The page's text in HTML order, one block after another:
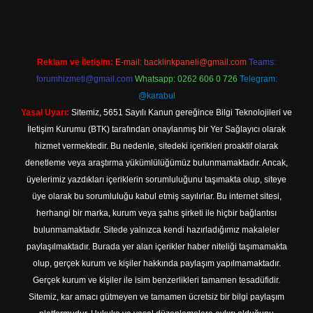
Reklam ve İletişim: E-mail: backlinkpaneli@gmail.com Teams:
forumhizmeti@gmail.com Whatsapp: 0262 606 0 726 Telegram:
@karabul
Yasal Uyarı: Sitemiz, 5651 Sayılı Kanun gereğince Bilgi Teknolojileri ve
İletişim Kurumu (BTK) tarafından onaylanmış bir Yer Sağlayıcı olarak
hizmet vermektedir. Bu nedenle, sitedeki içerikleri proaktif olarak
denetleme veya araştırma yükümlülüğümüz bulunmamaktadır. Ancak,
üyelerimiz yazdıkları içeriklerin sorumluluğunu taşımakta olup, siteye
üye olarak bu sorumluluğu kabul etmiş sayılırlar. Bu internet sitesi,
herhangi bir marka, kurum veya şahıs şirketi ile hiçbir bağlantısı
bulunmamaktadır. Sitede yalnızca kendi hazırladığımız makaleler
paylaşılmaktadır. Burada yer alan içerikler haber niteliği taşımamakta
olup, gerçek kurum ve kişiler hakkında paylaşım yapılmamaktadır.
Gerçek kurum ve kişiler ile isim benzerlikleri tamamen tesadüfidir.
Sitemiz, kar amacı gütmeyen ve tamamen ücretsiz bir bilgi paylaşım